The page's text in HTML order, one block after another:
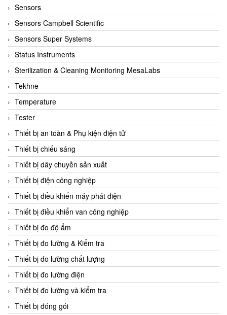
Calectro
Campbell Scientific
Canneed Vietnam
Cantoni
CAPS
CAREL Parts
CCS
CD Automation
CEAG Sicherheitst
CEIA Vietnam
Celduc Vietnam
Cemb
Centec GmbH
CEQUBE
CHAUVIN ARNOUX
Checkline
Chino
Chiyoda Seiki
Chiyoda-Tsusho
Chongqing Huaneng
Sensors
Sensors Campbell Scientific
Sensors Super Systems
Status Instruments
Sterilization & Cleaning Monitoring MesaLabs
Tekhne
Temperature
Tester
Thiết bị an toàn & Phụ kiện điện tử
Thiết bị chiếu sáng
Thiết bị dây chuyền sản xuất
Thiết bị điện công nghiệp
Thiết bị điều khiển máy phát điện
Thiết bị điều khiển van công nghiệp
Thiết bị đo độ ẩm
Thiết bị đo lường & Kiểm tra
Thiết bị đo lường chất lượng
Thiết bị đo lường điện
Thiết bị đo lường và kiểm tra
Thiết bị đóng gói